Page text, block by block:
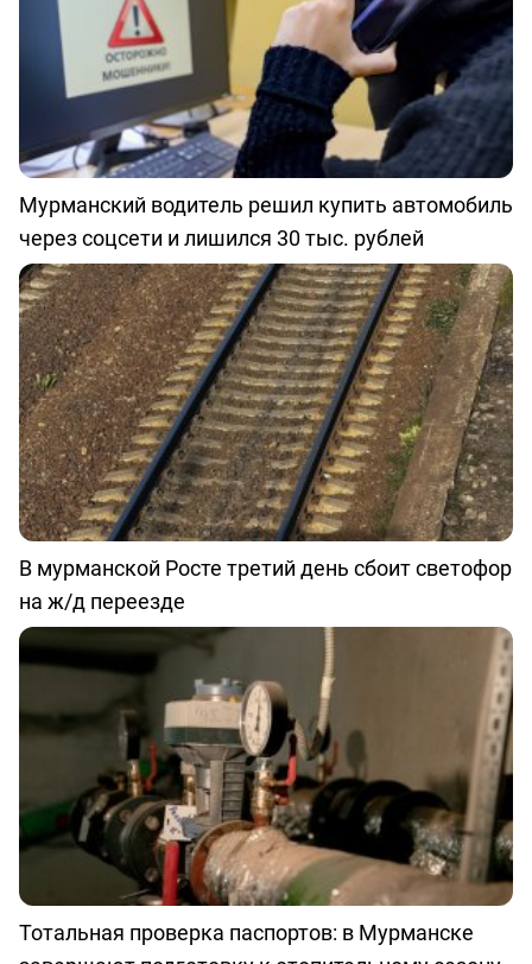
Мурманский водитель решил купить автомобиль
через соцсети и лишился 30 тыс. рублей
В мурманской Росте третий день сбоит светофор
на ж/д переезде
Тотальная проверка паспортов: в Мурманске